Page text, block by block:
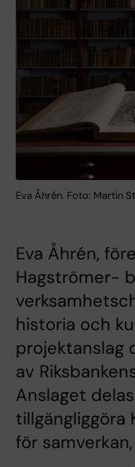
Eva Åhrén. Foto: Martin
Eva Åhrén,
Hagströmer-
historia och
projektanslag
av
Anslaget
tillgängliggöra
för